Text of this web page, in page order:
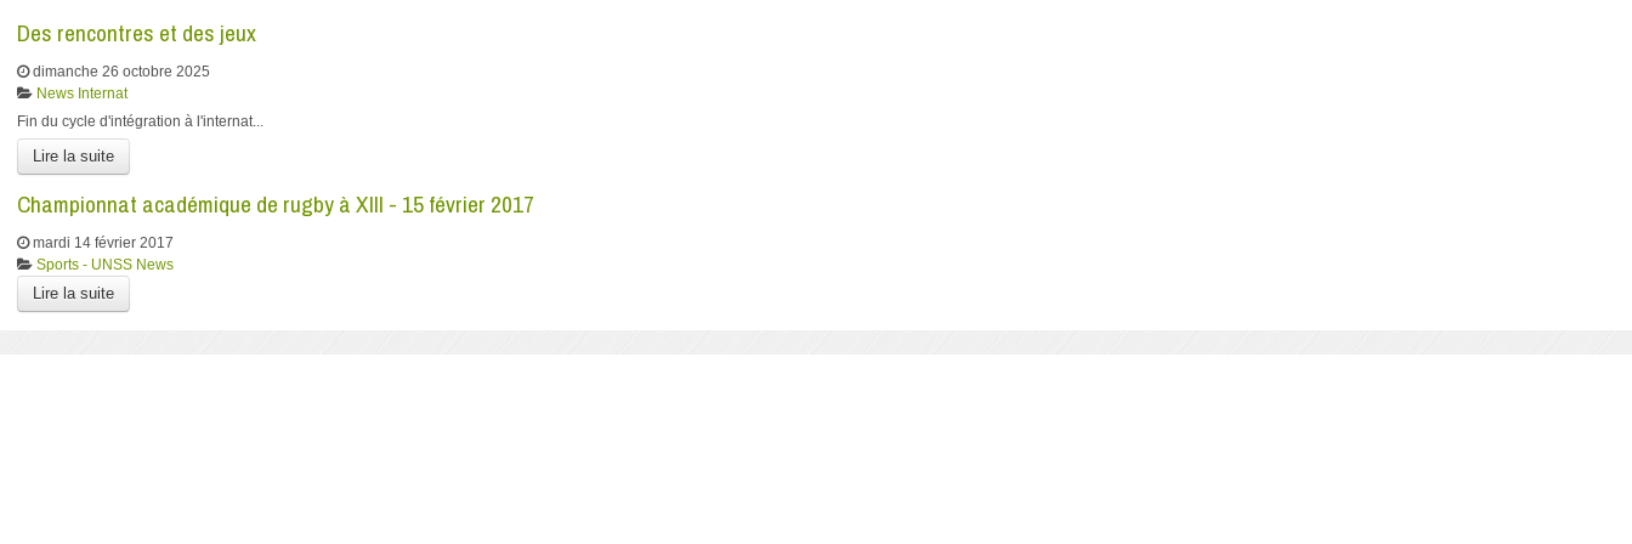
Des rencontres et des jeux
dimanche 26 octobre 2025
News Internat
​Fin du cycle d'intégration à l'internat...
Lire la suite
Championnat académique de rugby à XIII - 15 février 2017
mardi 14 février 2017
Sports - UNSS News
Lire la suite